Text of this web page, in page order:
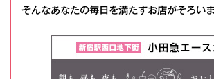
そんなあなたの毎日を満たすお店がそろいま